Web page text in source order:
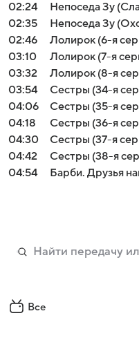
02:24
Непоседа Зу
02:35
Непоседа Зу
02:46
Лолирок (6-я
03:10
Лолирок (7-я
03:32
Лолирок (8-я
03:54
Сестры (34-я
04:06
Сестры (35-я
04:18
Сестры (36-я
04:30
Сестры (37-я
04:42
Сестры (38-я
04:54
Барби. Друзья
Все